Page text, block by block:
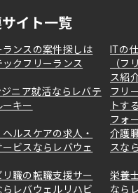
イト一覧
ランスの案件探しは
ックフリーランス
ITの
（フ
ス紹
ジニア就活ならレバテ
ーキー
フリ
トす
フォ
ヘルスケアの求人・
ビスならレバウェ
介護
スな
リ職の転職支援サー
らレバウェルリハビ
栄養
なら